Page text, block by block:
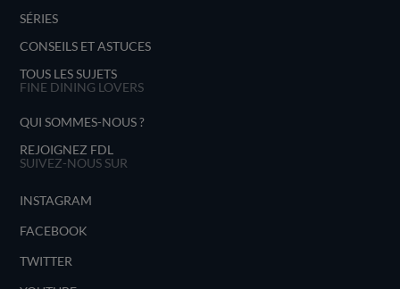
SÉRIES
CONSEILS ET ASTUCES
TOUS LES SUJETS
FINE DINING LOVERS
QUI SOMMES-NOUS ?
REJOIGNEZ FDL
SUIVEZ-NOUS SUR
INSTAGRAM
FACEBOOK
TWITTER